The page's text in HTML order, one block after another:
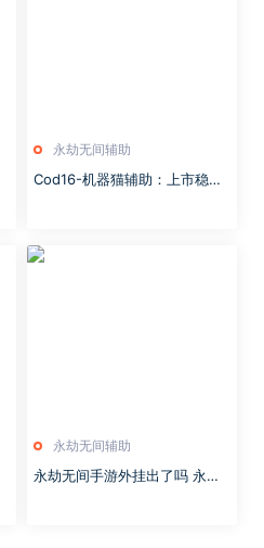
永劫无间辅助
Cod16-机器猫辅助：上市稳定
永劫无间辅助
永劫无间手游外挂出了吗 永劫